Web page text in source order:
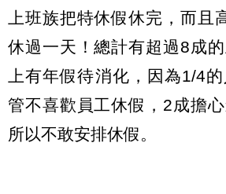
上班族把特休假休完，而且
休過一天！總計有超過8成
上有年假待消化，因為1/4
管不喜歡員工休假，2成擔心
所以不敢安排休假。